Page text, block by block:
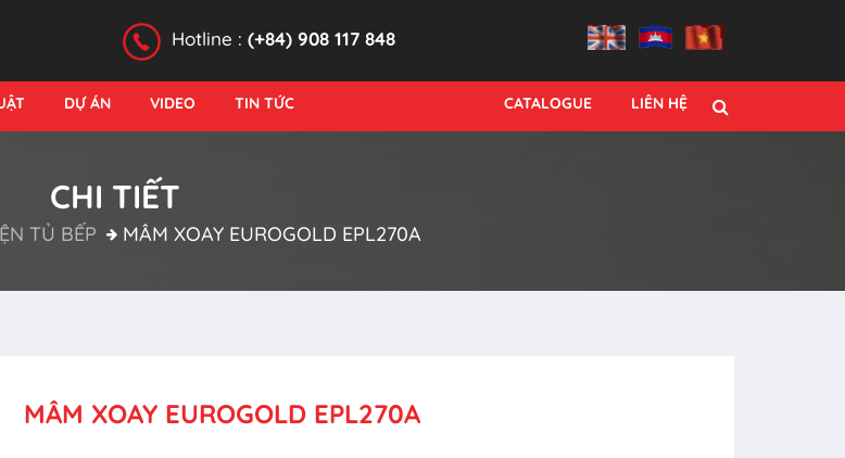
Hotline : (+84) 908 117 848
DỰ ÁN VIDEO TIN TỨC CATALOGUE LIÊN HỆ
CHI TIẾT
TỦ BẾP MÂM XOAY EUROGOLD EPL270A
MÂM XOAY EUROGOLD EPL270A